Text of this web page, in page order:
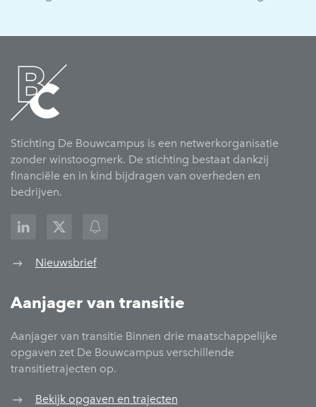
Stichting De Bouwcampus is een netwerkorganisatie
zonder winstoogmerk. De stichting bestaat dankzij
financiële en in kind bijdragen van overheden en
bedrijven.
Nieuwsbrief
Aanjager van transitie
Aanjager van transitie Binnen drie maatschappelijke
opgaven zet De Bouwcampus verschillende
transitietrajecten op.
Bekijk opgaven en trajecten